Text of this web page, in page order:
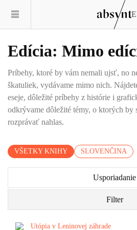
Edícia: Mimo
Príbehy, ktoré by vám nemali ujsť, no
škatuliek, vydávame mimo nich.
eseje, dôležité príbehy z histórie i
odkrývame dôležité témy, o ktorých by
rozprávať nahlas.
VŠETKY KNIHY SLOVENČINA
Usporiadanie
Filter